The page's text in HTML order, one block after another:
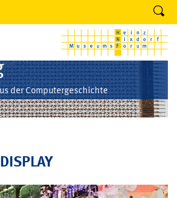
der Computergeschichte